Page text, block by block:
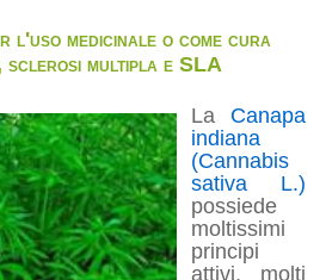
l'uso medicinale o come cura
sclerosi multipla e SLA
La Canapa
indiana
(Cannabis
sativa L.)
possiede
moltissimi
principi
attivi, molti